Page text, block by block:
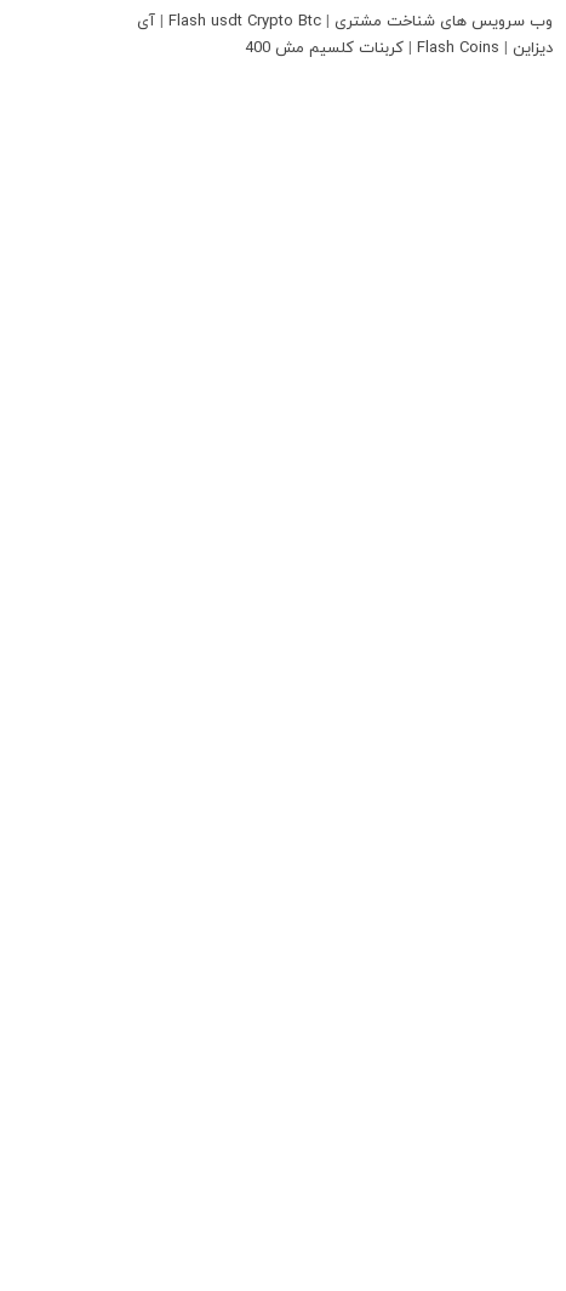
وب سرویس های شناخت مشتری |
Flash usdt Crypto Btc
| آی
دیزاین|
Flash Coins
| کربنات کلسیم مش 400